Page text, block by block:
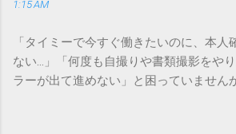
るのが最も効率的です。現在の荷物がい
か、いつ届く予定なのかは、お手元の番
す。 伝票番号（お問い合わせ番号）を準
票）の控えに記載されている、数字の並
い。これが荷物の識別番号になります。
に手を叩いて終わらせる作業ではありま
て刻み込む伝統的な儀礼です。 一本締め
ブな効果 一体感の創出 参加者全員が一
ことで、集団としての連帯感が生まれま
韻を大切にしながら、すっきりと解散す
1:15 AM
「タイミーで今すぐ働きたいのに、本人
ない…」「何度も自撮りや書類撮影をや
ラーが出て進めない」と困っていません
賢い働き方に欠かせないツールです。し